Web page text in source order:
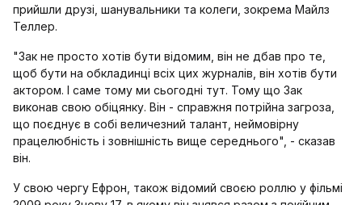
прийшли друзі, шанувальники та колеги, зокрема Майлз
Теллер.
"Зак не просто хотів бути відомим, він не дбав про те,
щоб бути на обкладинці всіх цих журналів, він хотів бути
актором. І саме тому ми сьогодні тут. Тому що Зак
виконав свою обіцянку. Він - справжня потрійна загроза,
що поєднує в собі величезний талант, неймовірну
працелюбність і зовнішність вище середнього", - сказав
він.
У свою чергу Ефрон, також відомий своєю роллю у фільмі